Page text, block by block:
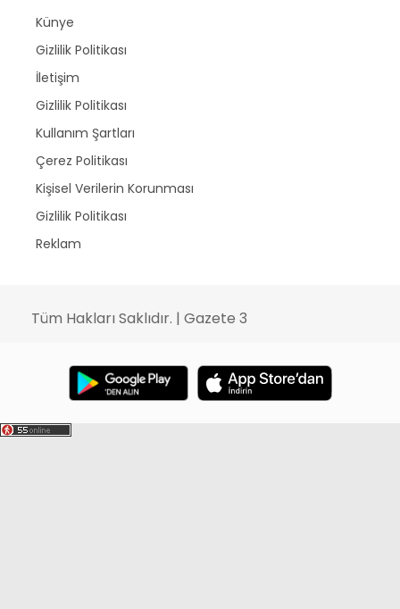
Künye
Gizlilik Politikası
İletişim
Gizlilik Politikası
Kullanım Şartları
Çerez Politikası
Kişisel Verilerin Korunması
Gizlilik Politikası
Reklam
Tüm Hakları Saklıdır. | Gazete 3